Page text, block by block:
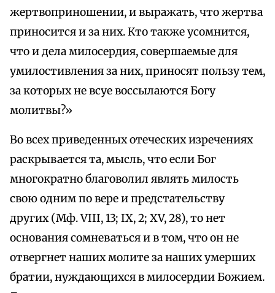
жертвоприношении, и выражать, что жертва
приносится и за них. Кто также усомнится,
что и дела милосердия, совершаемые для
умилостивления за них, приносят пользу тем,
за которых не всуе воссылаются Богу
молитвы?»
Во всех приведенных отеческих изречениях
раскрывается та, мысль, что если Бог
многократно благоволил являть милость
свою одним по вере и предстательству
других (Мф. VIII, 13; IX, 2; XV, 28), то нет
основания сомневаться и в том, что он не
отвергнет наших молите за наших умерших
братии, нуждающихся в милосердии Божием.